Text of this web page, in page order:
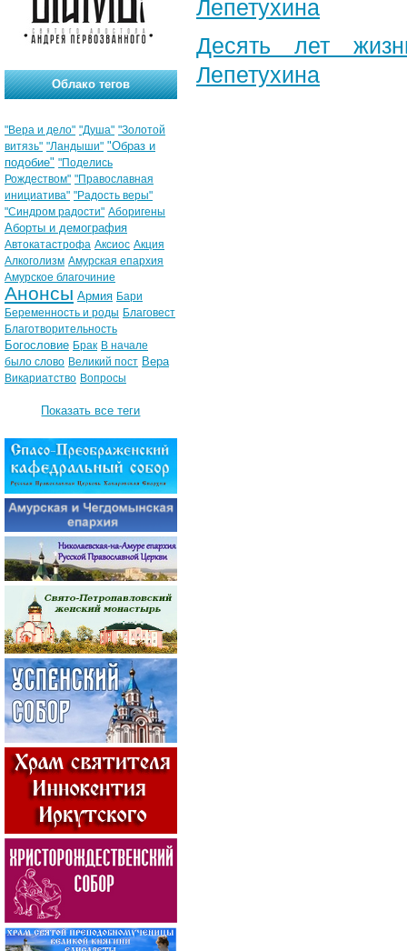
Лепетухина
Десять лет
Лепетухина
Облако тегов
"Вера и дело" "Душа" "Золотой
витязь" "Ландыши" "Образ и
подобие" "Поделись
Рождеством" "Православная
инициатива" "Радость веры"
"Синдром радости" Аборигены
Аборты и демография
Автокатастрофа Аксиос Акция
Алкоголизм Амурская епархия
Амурское благочиние
Анонсы Армия Бари
Беременность и роды Благовест
Благотворительность
Богословие Брак В начале
было слово Великий пост Вера
Викариатство Вопросы
Показать все теги